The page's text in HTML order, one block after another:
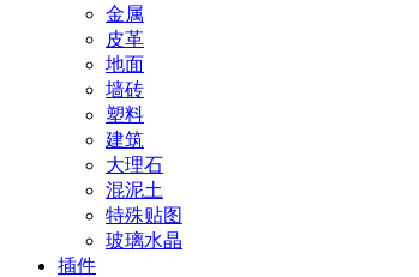
金属
皮革
地面
墙砖
塑料
建筑
大理石
混泥土
特殊贴图
玻璃水晶
插件